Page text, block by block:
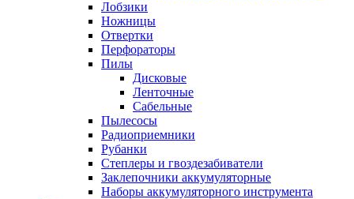
Лобзики
Ножницы
Отвертки
Перфораторы
Пилы
Дисковые
Ленточные
Сабельные
Пылесосы
Радиоприемники
Рубанки
Степлеры и гвоздезабиватели
Заклепочники аккумуляторные
Наборы аккумуляторного инструмента